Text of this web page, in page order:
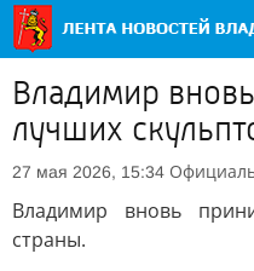
Владимир
лучших
27 мая 2026, 15:34
Владимир вновь
страны.